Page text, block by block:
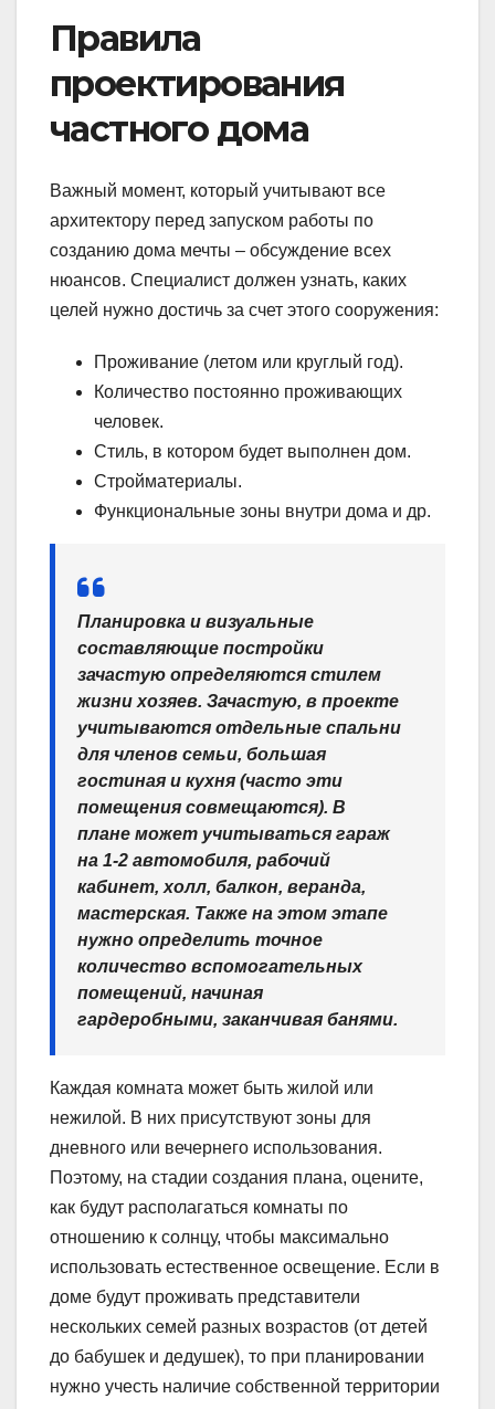
Правила
проектирования
частного дома
Важный момент, который учитывают все
архитектору перед запуском работы по
созданию дома мечты – обсуждение всех
нюансов. Специалист должен узнать, каких
целей нужно достичь за счет этого сооружения:
Проживание (летом или круглый год).
Количество постоянно проживающих
человек.
Стиль, в котором будет выполнен дом.
Стройматериалы.
Функциональные зоны внутри дома и др.
Планировка и визуальные
составляющие постройки
зачастую определяются стилем
жизни хозяев. Зачастую, в проекте
учитываются отдельные спальни
для членов семьи, большая
гостиная и кухня (часто эти
помещения совмещаются). В
плане может учитываться гараж
на 1-2 автомобиля, рабочий
кабинет, холл, балкон, веранда,
мастерская. Также на этом этапе
нужно определить точное
количество вспомогательных
помещений, начиная
гардеробными, заканчивая банями.
Каждая комната может быть жилой или
нежилой. В них присутствуют зоны для
дневного или вечернего использования.
Поэтому, на стадии создания плана, оцените,
как будут располагаться комнаты по
отношению к солнцу, чтобы максимально
использовать естественное освещение. Если в
доме будут проживать представители
нескольких семей разных возрастов (от детей
до бабушек и дедушек), то при планировании
нужно учесть наличие собственной территории